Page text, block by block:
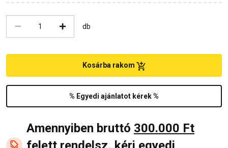
db
% Egyedi ajánlatot kérek %
Kosárba rakom
Amennyiben bruttó 300.000 Ft